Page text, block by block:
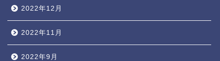
2022年12月
2022年11月
2022年9月